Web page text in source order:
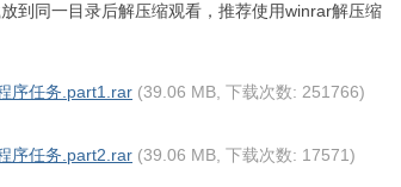
到同一目录后解压缩观看，推荐使用winrar解压缩
序任务.part1.rar (39.06 MB, 下载次数: 251766)
序任务.part2.rar (39.06 MB, 下载次数: 17571)